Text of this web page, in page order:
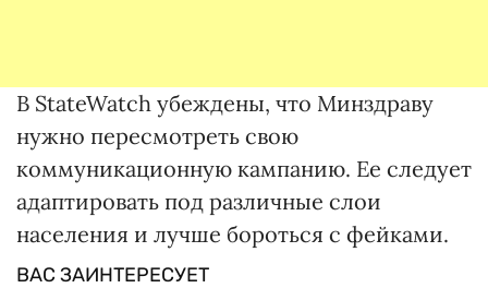
В StateWatch убеждены, что Минздраву
нужно пересмотреть свою
коммуникационную кампанию. Ее следует
адаптировать под различные слои
населения и лучше бороться с фейками.
ВАС ЗАИНТЕРЕСУЕТ